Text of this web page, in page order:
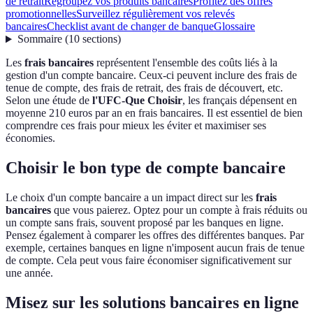
promotionnellesSurveillez régulièrement vos relevés
bancairesChecklist avant de changer de banqueGlossaire
Sommaire(10 sections)
Les frais bancaires représentent l'ensemble des coûts liés à la
gestion d'un compte bancaire. Ceux-ci peuvent inclure des frais de
tenue de compte, des frais de retrait, des frais de découvert, etc.
Selon une étude de l'UFC-Que Choisir, les français dépensent en
moyenne 210 euros par an en frais bancaires. Il est essentiel de bien
comprendre ces frais pour mieux les éviter et maximiser ses
économies.
Choisir le bon type de compte bancaire
Le choix d'un compte bancaire a un impact direct sur les frais
bancaires que vous paierez. Optez pour un compte à frais réduits ou
un compte sans frais, souvent proposé par les banques en ligne.
Pensez également à comparer les offres des différentes banques. Par
exemple, certaines banques en ligne n'imposent aucun frais de tenue
de compte. Cela peut vous faire économiser significativement sur
une année.
Misez sur les solutions bancaires en ligne